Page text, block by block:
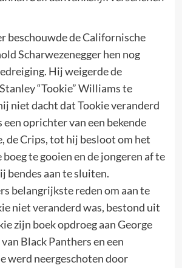
beschouwde de Californische
Scharwezenegger hen nog
Hij weigerde de
“Tookie” Williams te
niet dacht dat Tookie veranderd
een oprichter van een bekende
de Crips, tot hij besloot om het
boeg te gooien en de jongeren af te
bendes aan te sluiten.
belangrijkste reden om aan te
niet veranderd was, bestond uit
zijn boek opdroeg aan George
Black Panthers en een
werd neergeschoten door